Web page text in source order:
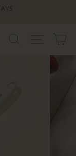
SEARCHSITE